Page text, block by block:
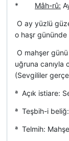
* Mâh-rû:
 O ay yüzlü
o haşr gününde
 O mahşer
uğruna canıyla
(Sevgililer
ª Açık istiare:
ª Teşbih-i
ª Telmih: